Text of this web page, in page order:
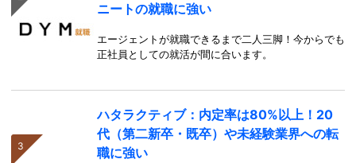
ニートの就職に強い
エージェントが就職できるまで二人三脚！今からでも
正社員としての就活が間に合います。
ハタラクティブ：内定率は80%以上！20
代（第二新卒・既卒）や未経験業界への転
職に強い